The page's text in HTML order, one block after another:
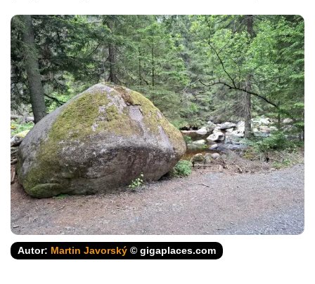
Autor: Martin Javorský © gigaplaces.com